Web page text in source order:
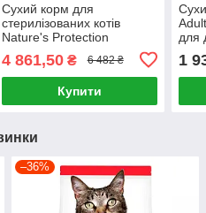
Сухий корм для
стерилізованих котів
Nature's Protection
птиці 18 кг
4 861,50₴ 6 482 ₴
Купити
для
1
–36%